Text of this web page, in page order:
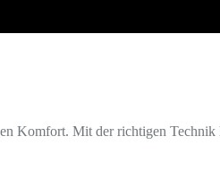
Komfort. Mit der richtigen Technik